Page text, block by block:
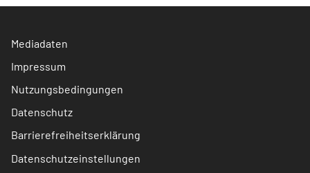
Mediadaten
Impressum
Nutzungsbedingungen
Datenschutz
Barrierefreiheitserklärung
Datenschutzeinstellungen